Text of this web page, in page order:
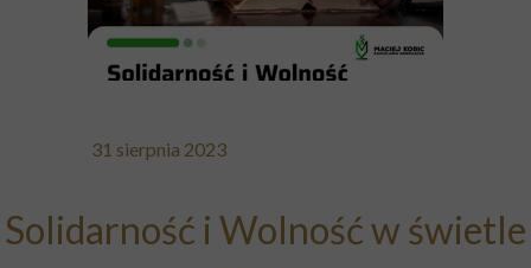
31 sierpnia 2023
Solidarność i Wolność w świetle